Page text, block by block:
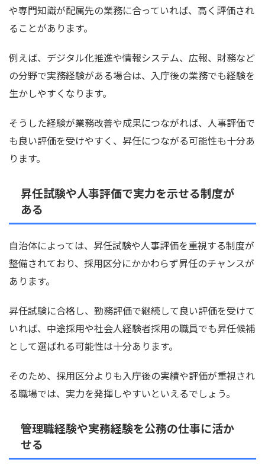
や専門知識が配属先の業務に合っていれば、高く評価され
ることがあります。
例えば、デジタル化推進や情報システム、広報、財務など
の分野で実務経験がある場合は、入庁後の業務でも経験を
生かしやすくなります。
そうした経験が業務改善や成果につながれば、人事評価で
も良い評価を受けやすく、昇任につながる可能性も十分あ
ります。
昇任試験や人事評価で実力を示せる制度が
ある
自治体によっては、昇任試験や人事評価を重視する制度が
整備されており、採用区分にかかわらず昇任のチャンスが
あります。
昇任試験に合格し、勤務評価で継続して良い評価を受けて
いれば、中途採用や社会人経験者採用の職員でも昇任候補
として選ばれる可能性は十分あります。
そのため、採用区分よりも入庁後の実績や評価が重視され
る職場では、実力を発揮しやすいといえるでしょう。
管理職経験や実務経験を公務の仕事に活か
せる